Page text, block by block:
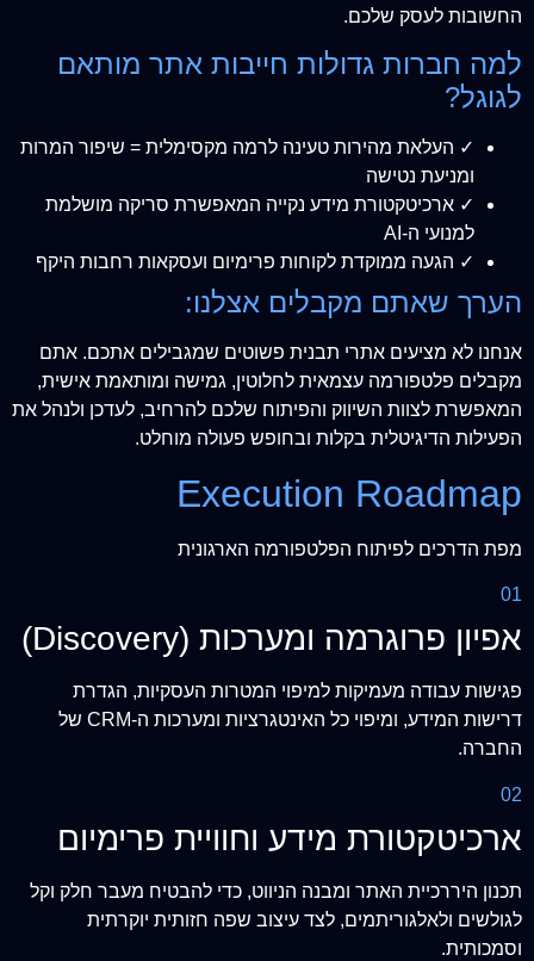
החשובות לעסק שלכם.
למה חברות גדולות חייבות אתר מותאם
לגוגל?
✓ העלאת מהירות טעינה לרמה מקסימלית = שיפור המרות
ומניעת נטישה
✓ ארכיטקטורת מידע נקייה המאפשרת סריקה מושלמת
למנועי ה-AI
✓ הגעה ממוקדת לקוחות פרימיום ועסקאות רחבות היקף
הערך שאתם מקבלים אצלנו:
אנחנו לא מציעים אתרי תבנית פשוטים שמגבילים אתכם. אתם
מקבלים פלטפורמה עצמאית לחלוטין, גמישה ומותאמת אישית,
המאפשרת לצוות השיווק והפיתוח שלכם להרחיב, לעדכן ולנהל את
הפעילות הדיגיטלית בקלות ובחופש פעולה מוחלט.
Execution Roadmap
מפת הדרכים לפיתוח הפלטפורמה הארגונית
01
אפיון פרוגרמה ומערכות (Discovery)
פגישות עבודה מעמיקות למיפוי המטרות העסקיות, הגדרת
דרישות המידע, ומיפוי כל האינטגרציות ומערכות ה-CRM של
החברה.
02
ארכיטקטורת מידע וחוויית פרימיום
תכנון היררכיית האתר ומבנה הניווט, כדי להבטיח מעבר חלק וקל
לגולשים ולאלגוריתמים, לצד עיצוב שפה חזותית יוקרתית
וסמכותית.